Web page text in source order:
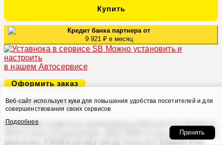
Купить
Кредит банка партнера от
9 921 ₽ в месяц
Можно установить и
настроить
в нашем Автосервисе
Оформить заказ
В закладки В сравнение
Винтовая подвеска (койловеры) Eibach Pro-Street-S,
SEAT Leon 3 поколение, 2012-2020 (с регулировками
высоты), PSS65-15-021-16-22
Комплект Eibach Pro-
Веб-сайт использует куки для повышения удобства посетителей и для
совершенствования своих сервисов
Подробнее
Принять